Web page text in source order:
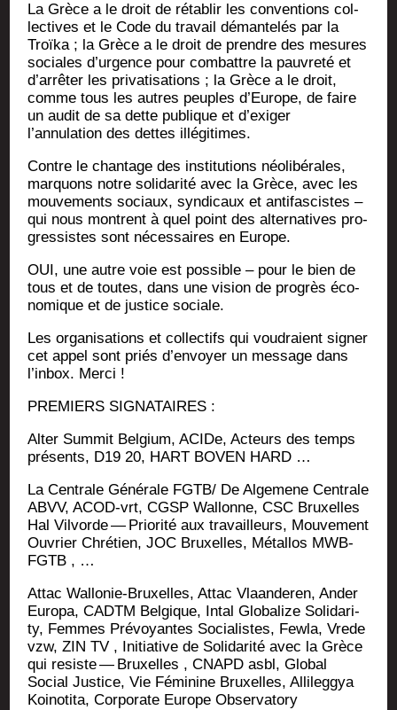
La Grèce a le droit de réta­blir les conven­tions col­
lec­tives et le Code du tra­vail déman­te­lés par la
Troï­ka ; la Grèce a le droit de prendre des mesures
sociales d’ur­gence pour com­battre la pau­vre­té et
d’ar­rê­ter les pri­va­ti­sa­tions ; la Grèce a le droit,
comme tous les autres peuples d’Eu­rope, de faire
un audit de sa dette publique et d’exiger
l’annulation des dettes illégitimes.
Contre le chan­tage des ins­ti­tu­tions néo­li­bé­rales,
mar­quons notre soli­da­ri­té avec la Grèce, avec les
mou­ve­ments sociaux, syn­di­caux et anti­fas­cistes –
qui nous montrent à quel point des alter­na­tives pro­
gres­sistes sont néces­saires en Europe.
OUI, une autre voie est pos­sible – pour le bien de
tous et de toutes, dans une vision de pro­grès éco­
no­mique et de jus­tice sociale.
Les orga­ni­sa­tions et col­lec­tifs qui vou­draient signer
cet appel sont priés d’en­voyer un mes­sage dans
l’in­box. Merci !
PREMIERS SIGNATAIRES :
Alter Sum­mit Bel­gium, ACIDe, Acteurs des temps
pré­sents, D19 20, HART BOVEN HARD …
La Cen­trale Géné­rale FGTB/ De Alge­mene Cen­trale
ABVV, ACOD-vrt, CGSP Wal­lonne, CSC Bruxelles
Hal Vil­vorde — Prio­ri­té aux tra­vailleurs, Mou­ve­ment
Ouvrier Chré­tien, JOC Bruxelles, Métal­los MWB-
FGTB , …
Attac Wal­lo­nie-Bruxelles, Attac Vlaan­de­ren, Ander
Euro­pa, CADTM Bel­gique, Intal Glo­ba­lize Soli­da­ri­
ty, Femmes Pré­voyantes Socia­listes, Few­la, Vrede
vzw, ZIN TV , Ini­tia­tive de Soli­da­ri­té avec la Grèce
qui resiste — Bruxelles , CNAPD asbl, Glo­bal
Social Jus­tice, Vie Fémi­nine Bruxelles, Alli­leg­gya
Koi­no­ti­ta, Cor­po­rate Europe Observatory